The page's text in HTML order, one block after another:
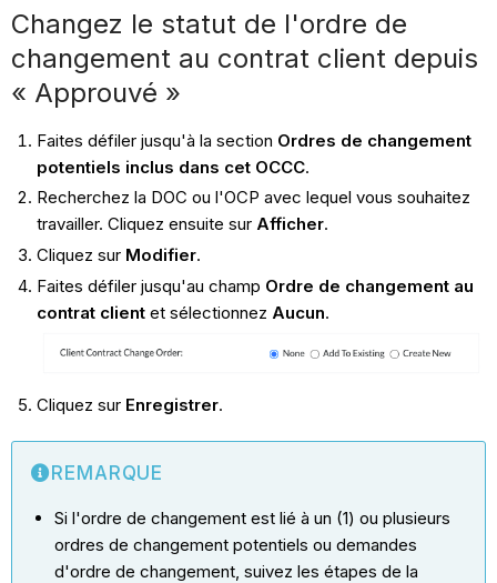
Changez le statut de l'ordre de
changement au contrat client depuis
« Approuvé »
Faites défiler jusqu'à la section Ordres de changement
potentiels inclus dans cet OCCC.
Recherchez la DOC ou l'OCP avec lequel vous souhaitez
travailler. Cliquez ensuite sur Afficher.
Cliquez sur Modifier.
Faites défiler jusqu'au champ Ordre de changement au
contrat clientet sélectionnez Aucun.
Cliquez sur Enregistrer.
REMARQUE
Si l'ordre de changement est lié à un (1) ou plusieurs
ordres de changement potentiels ou demandes
d'ordre de changement, suivez les étapes de la